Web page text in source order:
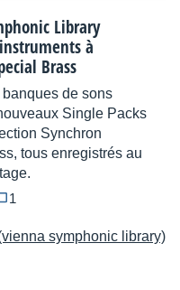
Library
à
Brass
banques de sons
Single Packs
Synchron
tous enregistrés au
1
symphonic library)